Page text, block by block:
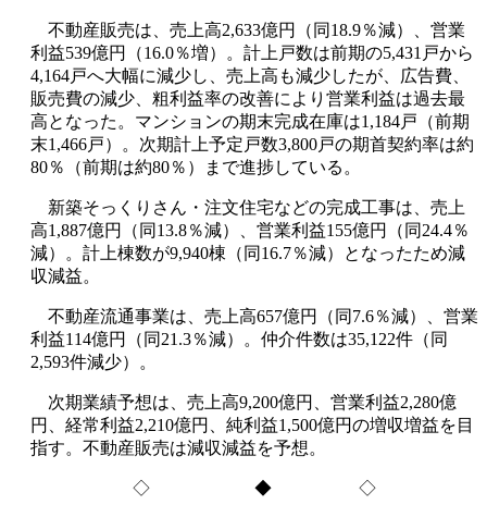
不動産販売は、売上高2,633億円（同18.9％減）、営業
利益539億円（16.0％増）。計上戸数は前期の5,431戸から
4,164戸へ大幅に減少し、売上高も減少したが、広告費、
販売費の減少、粗利益率の改善により営業利益は過去最
高となった。マンションの期末完成在庫は1,184戸（前期
末1,466戸）。次期計上予定戸数3,800戸の期首契約率は約
80％（前期は約80％）まで進捗している。
新築そっくりさん・注文住宅などの完成工事は、売上
高1,887億円（同13.8％減）、営業利益155億円（同24.4％
減）。計上棟数が9,940棟（同16.7％減）となったため減
収減益。
不動産流通事業は、売上高657億円（同7.6％減）、営業
利益114億円（同21.3％減）。仲介件数は35,122件（同
2,593件減少）。
次期業績予想は、売上高9,200億円、営業利益2,280億
円、経常利益2,210億円、純利益1,500億円の増収増益を目
指す。不動産販売は減収減益を予想。
◇ ◆ ◇